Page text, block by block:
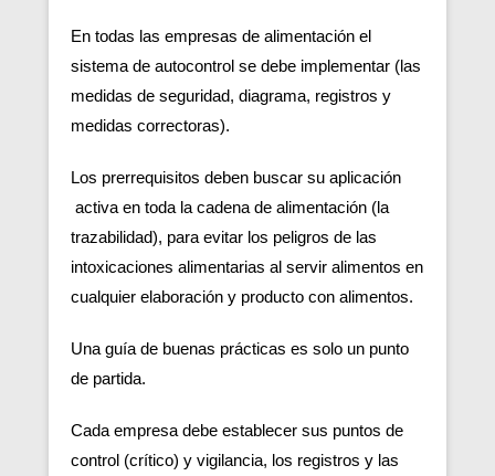
En todas las empresas de alimentación el
sistema de autocontrol se debe implementar (las
medidas de seguridad, diagrama, registros y
medidas correctoras).
Los prerrequisitos deben buscar su aplicación
activa en toda la cadena de alimentación (la
trazabilidad), para evitar los peligros de las
intoxicaciones alimentarias al servir alimentos en
cualquier elaboración y producto con alimentos.
Una guía de buenas prácticas es solo un punto
de partida.
Cada empresa debe establecer sus puntos de
control (crítico) y vigilancia, los registros y las